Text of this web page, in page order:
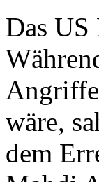
Das
wäre,
dem